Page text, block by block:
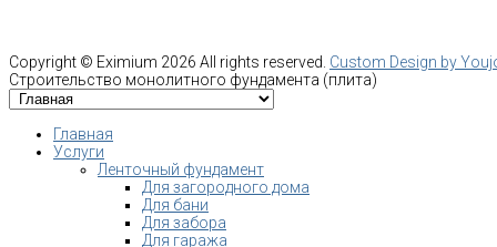
Copyright © Eximium 2026 All rights reserved. Custom Design by
Строительство монолитного фундамента (плита)
Главная
Услуги
Ленточный фундамент
Для загородного дома
Для бани
Для забора
Для гаража